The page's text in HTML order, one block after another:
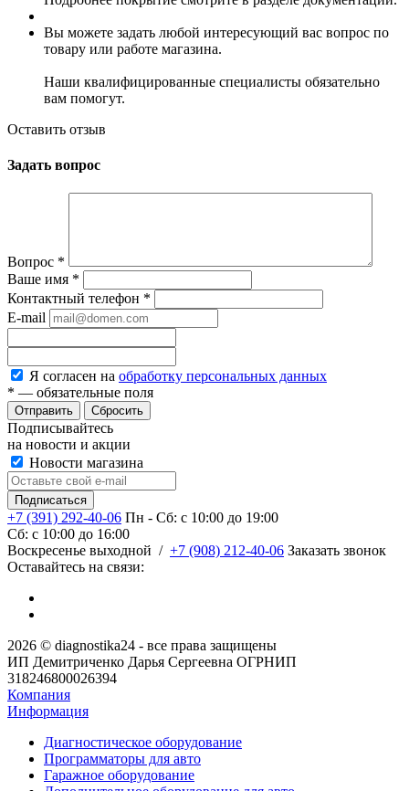
Вы можете задать любой интересующий вас вопрос по
товару или работе магазина.
Наши квалифицированные специалисты обязательно
вам помогут.
Оставить отзыв
Задать вопрос
Вопрос *
Ваше имя *
Контактный телефон *
E-mail
Я согласен на обработку персональных данных
* — обязательные поля
Сбросить
Подписывайтесь
на новости и акции
Новости магазина
+7 (391) 292-40-06 Пн - Сб: c 10:00 до 19:00
Сб: c 10:00 до 16:00
​Воскресенье выходной / +7 (908) 212-40-06 Заказать звонок
Оставайтесь на связи:
2026 © diagnostika24 - все права защищены
ИП Демитриченко Дарья Сергеевна ОГРНИП
318246800026394
Компания
Информация
Диагностическое оборудование
Программаторы для авто
Гаражное оборудование